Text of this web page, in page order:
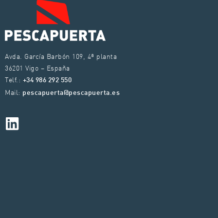
Avda. García Barbón 109, 4ª planta
36201 Vigo – España
Telf.: +34 986 292 550
Mail: pescapuerta@pescapuerta.es